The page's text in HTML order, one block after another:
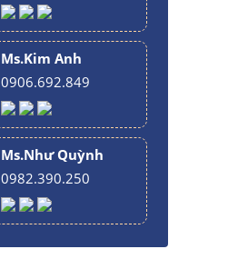
Ms.Kim Anh
0906.692.849
Ms.Như Quỳnh
0982.390.250